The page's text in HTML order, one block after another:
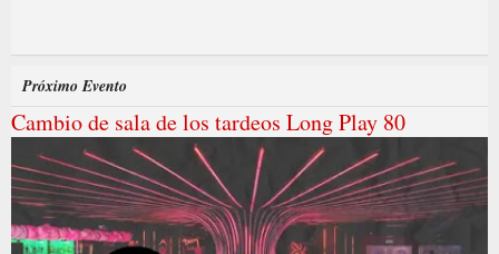
Próximo Evento
Cambio de sala de los tardeos Long Play 80